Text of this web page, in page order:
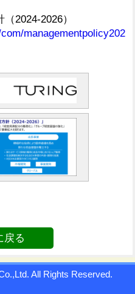
2024-2026）
managementpolicy202
戻る
All Rights Reserved.